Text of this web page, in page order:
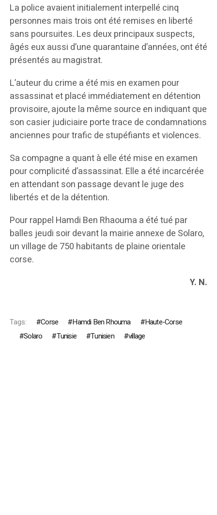
La police avaient initialement interpellé cinq
personnes mais trois ont été remises en liberté
sans poursuites. Les deux principaux suspects,
âgés eux aussi d’une quarantaine d’années, ont été
présentés au magistrat.
L’auteur du crime a été mis en examen pour
assassinat et placé immédiatement en détention
provisoire, ajoute la même source en indiquant que
son casier judiciaire porte trace de condamnations
anciennes pour trafic de stupéfiants et violences.
Sa compagne a quant à elle été mise en examen
pour complicité d’assassinat. Elle a été incarcérée
en attendant son passage devant le juge des
libertés et de la détention.
Pour rappel Hamdi Ben Rhaouma a été tué par
balles jeudi soir devant la mairie annexe de Solaro,
un village de 750 habitants de plaine orientale
corse.
Y. N.
Tags: Corse Hamdi Ben Rhouma
Haute-Corse
Solaro
Tunisie Tunisien village